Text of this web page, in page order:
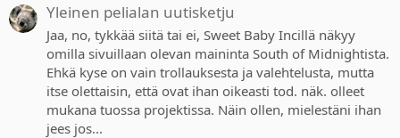
Yleinen pelialan uutisketju
Jaa, no, tykkää siitä tai ei, Sweet Baby Incillä näkyy
omilla sivuillaan olevan maininta South of Midnightista.
Ehkä kyse on vain trollauksesta ja valehtelusta, mutta
itse olettaisin, että ovat ihan oikeasti tod. näk. olleet
mukana tuossa projektissa. Näin ollen, mielestäni ihan
jees jos...